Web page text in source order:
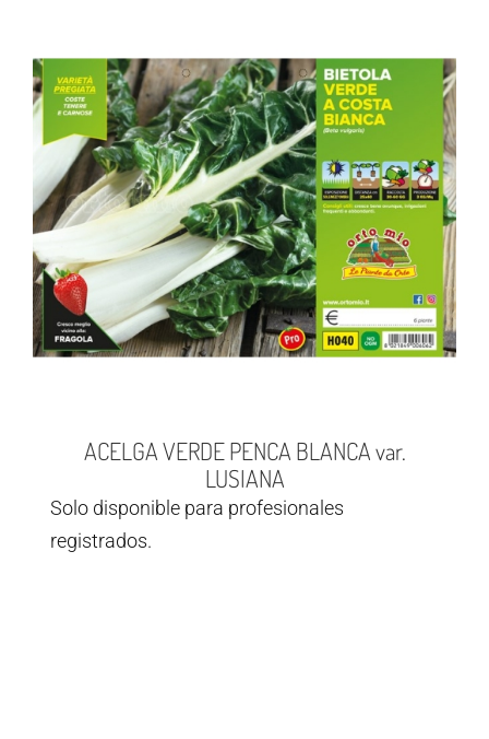
ACELGA VERDE PENCA BLANCA var.
LUSIANA
Solo disponible para profesionales
registrados.